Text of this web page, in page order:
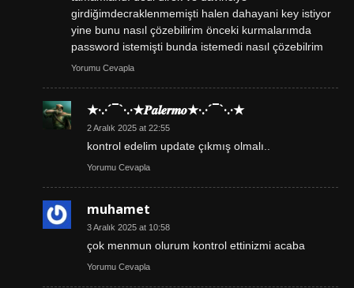
girdiğimdecraklenmemişti halen dahayani key istiyor
yine bunu nasıl çözebilirim önceki kurmalarımda
password istemişti bunda istemedi nasıl çözebilrim
Yorumu Cevapla
★·.·´¯`·.·★𝑷𝒂𝒍𝒆𝒓𝒎𝒐★·.·´¯`·.·★
2 Aralık 2025 at 22:55
kontrol edelim update çıkmış olmalı..
Yorumu Cevapla
muhamet
3 Aralık 2025 at 10:58
çok menmun olurum kontrol ettinizmi acaba
Yorumu Cevapla